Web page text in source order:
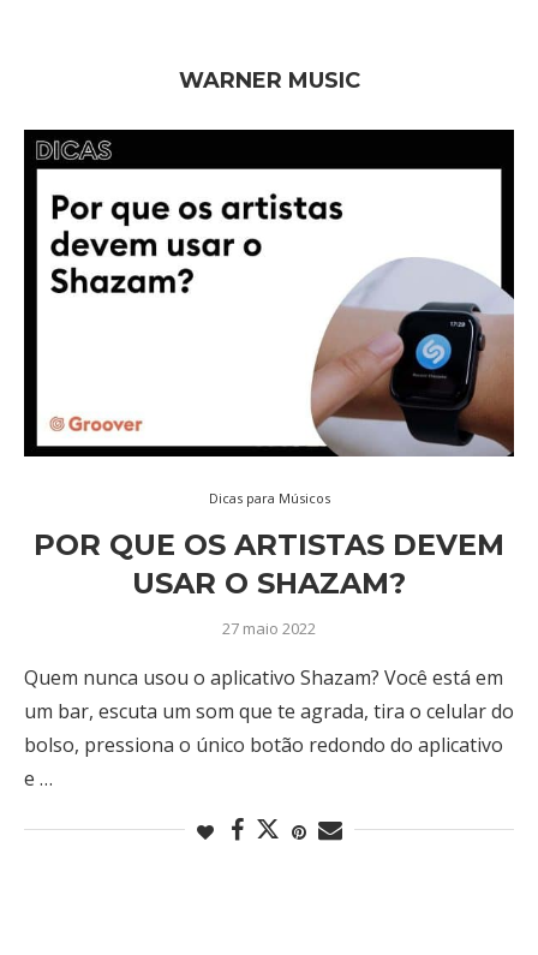
WARNER MUSIC
Dicas para Músicos
POR QUE OS ARTISTAS DEVEM
USAR O SHAZAM?
27 maio 2022
Quem nunca usou o aplicativo Shazam? Você está em
um bar, escuta um som que te agrada, tira o celular do
bolso, pressiona o único botão redondo do aplicativo
e …